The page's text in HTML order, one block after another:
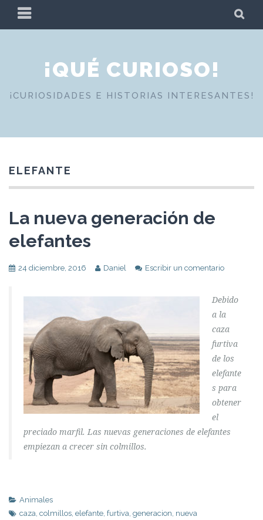
PRIMARY
MENU
¡QUÉ CURIOSO!
¡CURIOSIDADES E HISTORIAS INTERESANTES!
ELEFANTE
La nueva generación de
elefantes
24 diciembre, 2016 Daniel Escribir un comentario
Debido
a la
caza
furtiva
de los
elefante
s para
obtener
el
preciado marfil. Las nuevas generaciones de elefantes
empiezan a crecer sin colmillos.
Animales
caza, colmillos, elefante, furtiva, generacion, nueva